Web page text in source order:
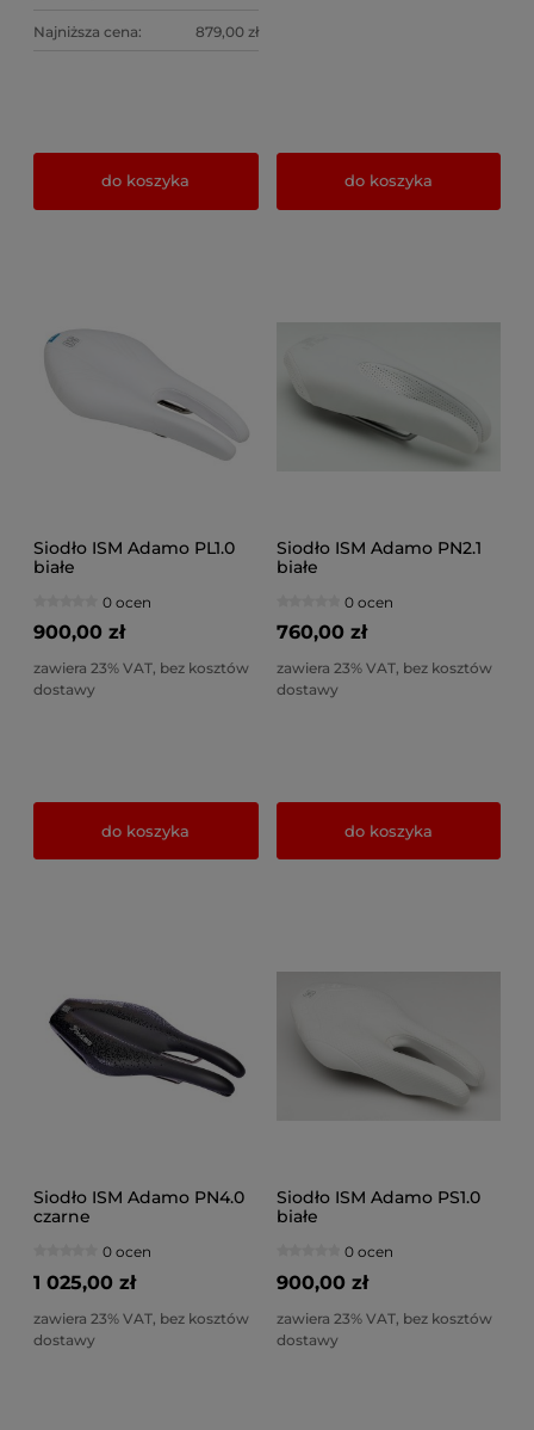
Najniższa cena: 879,00 zł
do koszyka do koszyka
Siodło ISM Adamo PL1.0
białe
0 ocen
900,00 zł
zawiera 23% VAT, bez kosztów
dostawy
do koszyka
Siodło ISM Adamo PN2.1
białe
0 ocen
760,00 zł
zawiera 23% VAT, bez kosztów
dostawy
do koszyka
Siodło ISM Adamo PN4.0
czarne
0 ocen
1 025,00 zł
zawiera 23% VAT, bez kosztów
dostawy
Siodło ISM Adamo PS1.0
białe
0 ocen
900,00 zł
zawiera 23% VAT, bez kosztów
dostawy